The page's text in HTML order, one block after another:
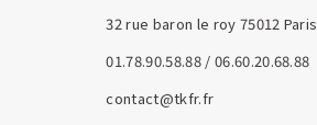
32 rue baron le roy 75012 Paris
01.78.90.58.88 / 06.60.20.68.88
contact@tkfr.fr